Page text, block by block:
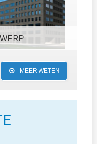
MEER WETEN